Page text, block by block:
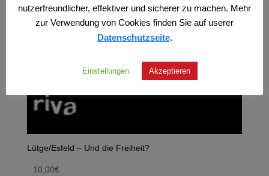
Lütge/Esfeld – Und die Freiheit?
10,00€
nutzerfreundlicher, effektiver und sicherer zu machen. Mehr
zur Verwendung von Cookies finden Sie auf userer
Datenschutzseite.
Einstellungen Akzeptieren